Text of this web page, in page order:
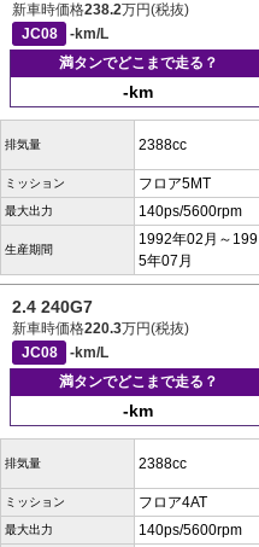
新車時価格238.2万円(税抜)
JC08
-km/L
満タンでどこまで走る？
-km
排気量 2388cc
ミッション フロア5MT
最大出力 140ps/5600rpm
生産期間
1992年02月～199
5年07月
2.4 240G7
新車時価格220.3万円(税抜)
JC08
-km/L
満タンでどこまで走る？
-km
排気量 2388cc
ミッション フロア4AT
最大出力 140ps/5600rpm